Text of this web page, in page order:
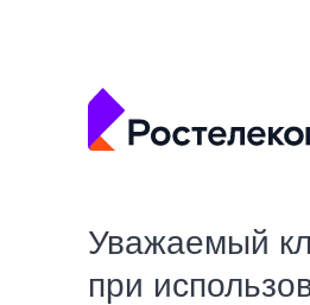
Уважаемый
при